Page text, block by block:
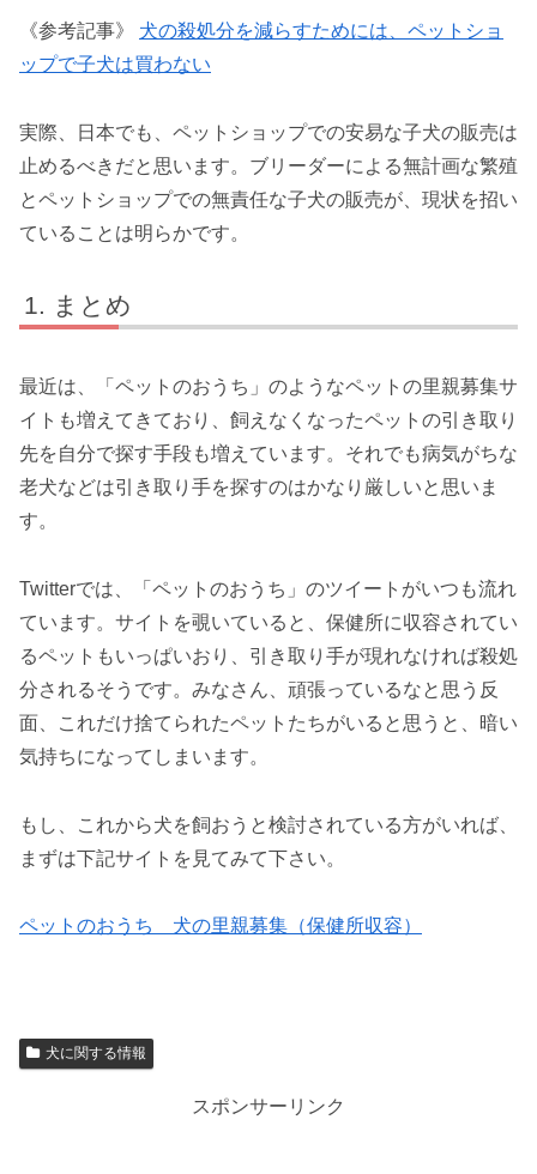
《参考記事》 犬の殺処分を減らすためには、ペットショ
ップで子犬は買わない
実際、日本でも、ペットショップでの安易な子犬の販売は
止めるべきだと思います。ブリーダーによる無計画な繁殖
とペットショップでの無責任な子犬の販売が、現状を招い
ていることは明らかです。
まとめ
最近は、「ペットのおうち」のようなペットの里親募集サ
イトも増えてきており、飼えなくなったペットの引き取り
先を自分で探す手段も増えています。それでも病気がちな
老犬などは引き取り手を探すのはかなり厳しいと思いま
す。
Twitterでは、「ペットのおうち」のツイートがいつも流れ
ています。サイトを覗いていると、保健所に収容されてい
るペットもいっぱいおり、引き取り手が現れなければ殺処
分されるそうです。みなさん、頑張っているなと思う反
面、これだけ捨てられたペットたちがいると思うと、暗い
気持ちになってしまいます。
もし、これから犬を飼おうと検討されている方がいれば、
まずは下記サイトを見てみて下さい。
ペットのおうち 犬の里親募集（保健所収容）
犬に関する情報
スポンサーリンク